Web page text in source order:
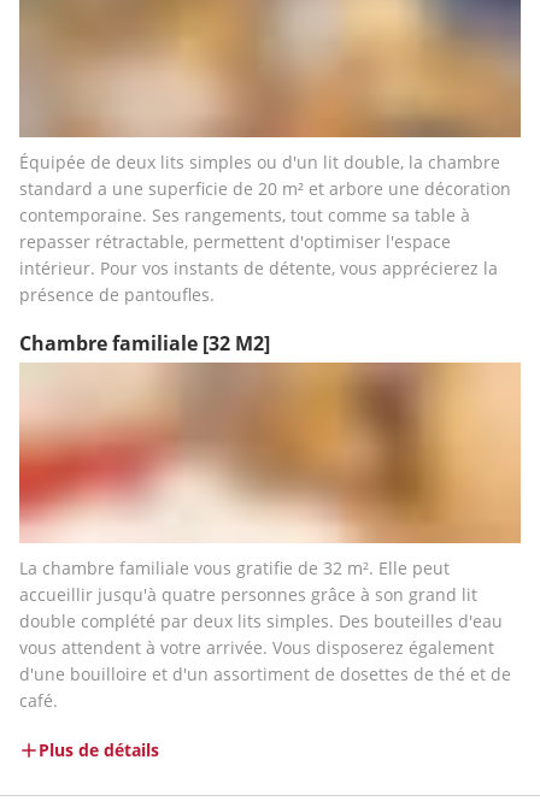
Équipée de deux lits simples ou d'un lit double, la chambre
standard a une superficie de 20 m² et arbore une décoration
contemporaine. Ses rangements, tout comme sa table à
repasser rétractable, permettent d'optimiser l'espace
intérieur. Pour vos instants de détente, vous apprécierez la
présence de pantoufles.
Chambre familiale [32 M2]
La chambre familiale vous gratifie de 32 m². Elle peut
accueillir jusqu'à quatre personnes grâce à son grand lit
double complété par deux lits simples. Des bouteilles d'eau
vous attendent à votre arrivée. Vous disposerez également
d'une bouilloire et d'un assortiment de dosettes de thé et de
café.
Plus de détails